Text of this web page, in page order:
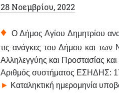
28 Νοεμβρίου, 2022
♦ Ο Δήμος Αγίου Δημητρίου
τις ανάγκες του Δήμου και
Αλληλεγγύης και Προστασίας
Αριθμός συστήματος ΕΣΗΔΗΣ:
► Καταληκτική ημερομηνία